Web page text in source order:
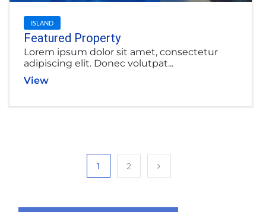
ISLAND
Featured Property
Lorem ipsum dolor sit amet, consectetur
adipiscing elit. Donec volutpat...
View
1 2